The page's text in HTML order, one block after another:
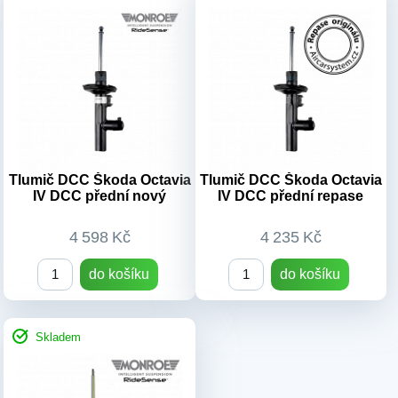
Tlumič DCC Škoda Octavia
IV DCC přední nový
4 598 Kč
do košíku
Tlumič DCC Škoda Octavia
IV DCC přední repase
4 235 Kč
do košíku
Skladem
OEM kódy:
3Q0513045AA/
3Q0513045AC/
3Q0513045AJ/ 3Q0513045AP/
3Q0513045AQ/
5Q0513045AE/
5Q0513045AH/
5Q0513045AM/
5Q0513045AP/
5Q0513045AQ/
5Q0513045BB/
5Q0513045BC/
5Q0513045BD/